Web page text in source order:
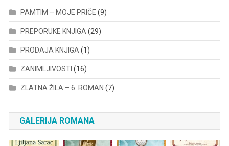
PAMTIM – MOJE PRIČE (9)
PREPORUKE KNJIGA (29)
PRODAJA KNJIGA (1)
ZANIMLJIVOSTI (16)
ZLATNA ŽILA – 6. ROMAN (7)
GALERIJA ROMANA